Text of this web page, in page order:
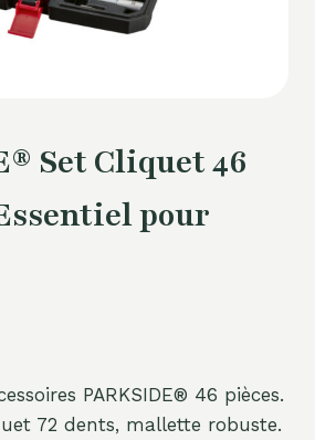
Set Cliquet 46
pour
PARKSIDE® 46 pièces.
72 dents, mallette robuste.